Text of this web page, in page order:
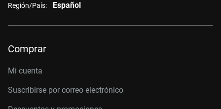
Región/País: Español
Comprar
Mi cuenta
Suscribirse por correo electrónico